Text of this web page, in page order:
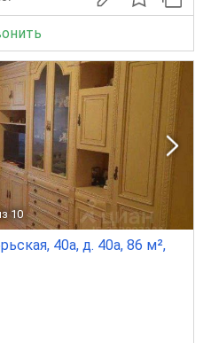
10
40а, д. 40а, 86 м²,